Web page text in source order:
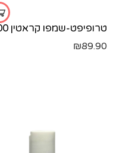
₪89.90